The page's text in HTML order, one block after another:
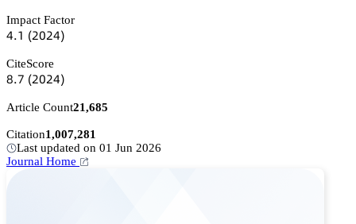
Impact Factor
鋺.声 (缗蔡缗鋺)
CiteScore
躭.篫 (缗蔡缗鋺)
Article Count21,685
Citation1,007,281
Last updated on 01 Jun 2026
Journal Home